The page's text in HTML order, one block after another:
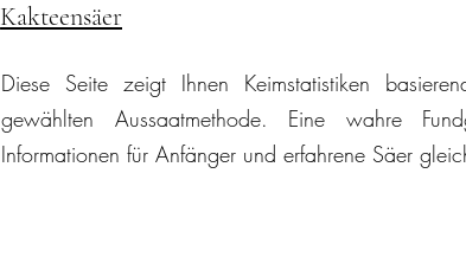
Kakteensäer
Diese Seite zeigt Ihnen Keimstatistiken
gewählten Aussaatmethode. Eine wahre
Informationen für Anfänger und erfahrene Säer